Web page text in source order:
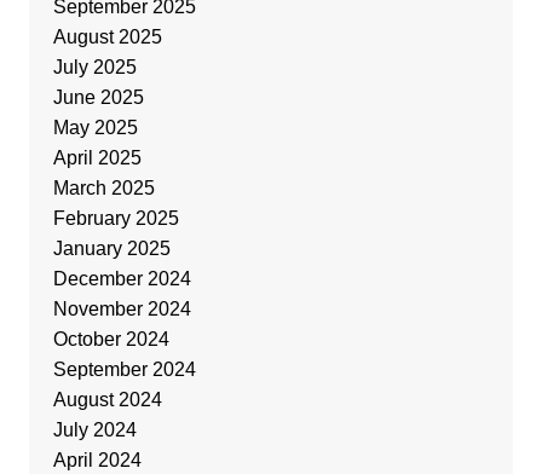
September 2025
August 2025
July 2025
June 2025
May 2025
April 2025
March 2025
February 2025
January 2025
December 2024
November 2024
October 2024
September 2024
August 2024
July 2024
April 2024